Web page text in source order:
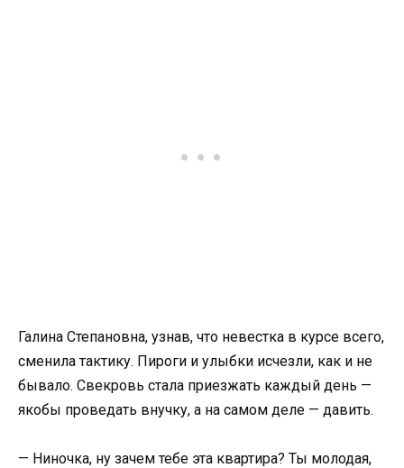
Галина Степановна, узнав, что невестка в курсе всего,
сменила тактику. Пироги и улыбки исчезли, как и не
бывало. Свекровь стала приезжать каждый день —
якобы проведать внучку, а на самом деле — давить.
— Ниночка, ну зачем тебе эта квартира? Ты молодая,